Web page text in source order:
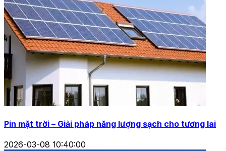
Pin mặt trời – Giải pháp năng lượng sạch cho tương lai
2026-03-08 10:40:00